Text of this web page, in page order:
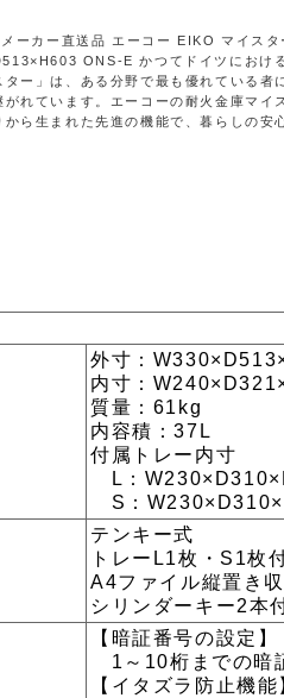
ーカー直送品 エーコー EIKO マイスタ
ONS-E かつてドイツにおけ
ー」は、ある分野で最も優れている者
れています。エーコーの耐火金庫マイ
ら生まれた先進の機能で、暮らしの安
外寸：
内寸：
質量：61kg
内容積：37L
付属トレー内寸
L：
S：
テンキー式
トレーL1枚・S1枚
A4ファイル縦置き
シリンダーキー2本
【暗証番号の設定】
1～10桁までの暗
【イタズラ防止機能